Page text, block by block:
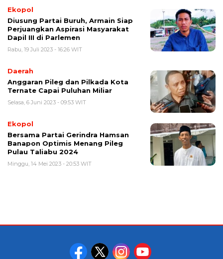
Ekopol
Diusung Partai Buruh, Armain Siap
Perjuangkan Aspirasi Masyarakat
Dapil III di Parlemen
Rabu, 19 Juli 2023 - 16:26 WIT
Daerah
Anggaran Pileg dan Pilkada Kota
Ternate Capai Puluhan Miliar
Selasa, 6 Juni 2023 - 09:53 WIT
Ekopol
Bersama Partai Gerindra Hamsan
Banapon Optimis Menang Pileg
Pulau Taliabu 2024
Minggu, 14 Mei 2023 - 20:53 WIT